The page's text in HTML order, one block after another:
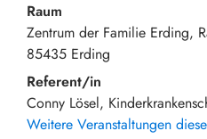
Raum
Zentrum der Familie Erding,
85435 Erding
Referent/in
Conny Lösel,
Weitere Veranstaltungen